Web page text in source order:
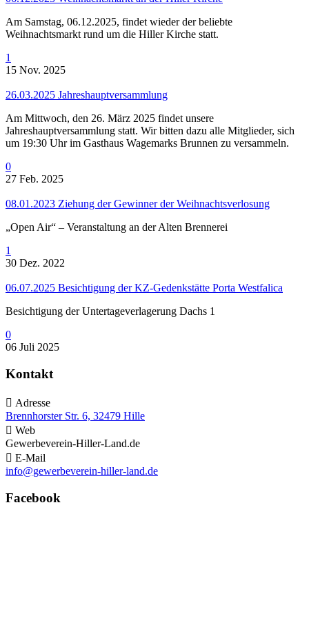
Am Samstag, 06.12.2025, findet wieder der beliebte
Weihnachtsmarkt rund um die Hiller Kirche statt.
1
15 Nov. 2025
26.03.2025 Jahreshauptversammlung
Am Mittwoch, den 26. März 2025 findet unsere
Jahreshauptversammlung statt. Wir bitten dazu alle Mitglieder, sich
um 19:30 Uhr im Gasthaus Wagemarks Brunnen zu versammeln.
0
27 Feb. 2025
08.01.2023 Ziehung der Gewinner der Weihnachtsverlosung
„Open Air“ – Veranstaltung an der Alten Brennerei
1
30 Dez. 2022
06.07.2025 Besichtigung der KZ-Gedenkstätte Porta Westfalica
Besichtigung der Untertageverlagerung Dachs 1
0
06 Juli 2025
Kontakt
 Adresse
Brennhorster Str. 6, 32479 Hille
 Web
Gewerbeverein-Hiller-Land.de
 E-Mail
info@gewerbeverein-hiller-land.de
Facebook